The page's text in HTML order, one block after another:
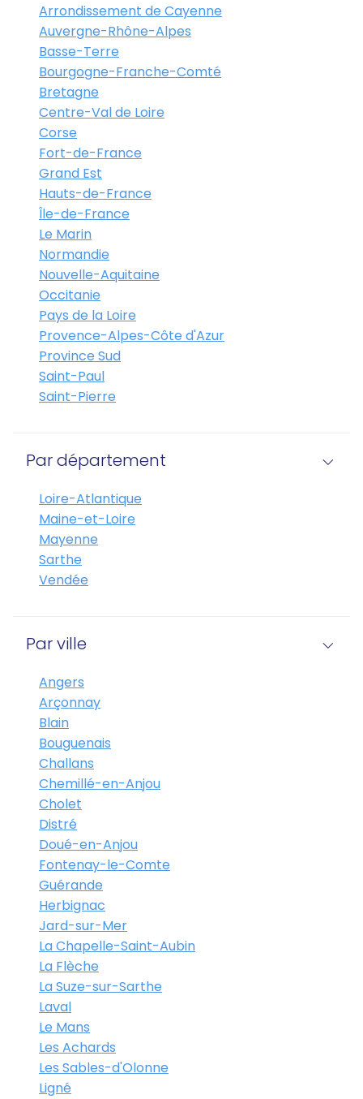
Arrondissement de Cayenne
Auvergne-Rhône-Alpes
Basse-Terre
Bourgogne-Franche-Comté
Bretagne
Centre-Val de Loire
Corse
Fort-de-France
Grand Est
Hauts-de-France
Île-de-France
Le Marin
Normandie
Nouvelle-Aquitaine
Occitanie
Pays de la Loire
Provence-Alpes-Côte d'Azur
Province Sud
Saint-Paul
Saint-Pierre
Par département
Loire-Atlantique
Maine-et-Loire
Mayenne
Sarthe
Vendée
Par ville
Angers
Arçonnay
Blain
Bouguenais
Challans
Chemillé-en-Anjou
Cholet
Distré
Doué-en-Anjou
Fontenay-le-Comte
Guérande
Herbignac
Jard-sur-Mer
La Chapelle-Saint-Aubin
La Flèche
La Suze-sur-Sarthe
Laval
Le Mans
Les Achards
Les Sables-d'Olonne
Ligné